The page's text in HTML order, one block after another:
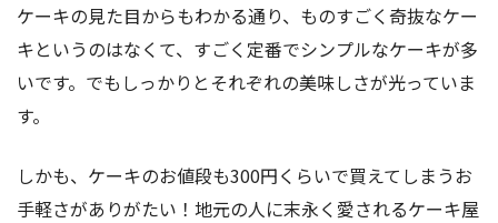
ケーキの見た目からもわかる通り、ものすごく奇抜なケー
キというのはなくて、すごく定番でシンプルなケーキが多
いです。でもしっかりとそれぞれの美味しさが光っていま
す。
しかも、ケーキのお値段も300円くらいで買えてしまうお
手軽さがありがたい！地元の人に末永く愛されるケーキ屋